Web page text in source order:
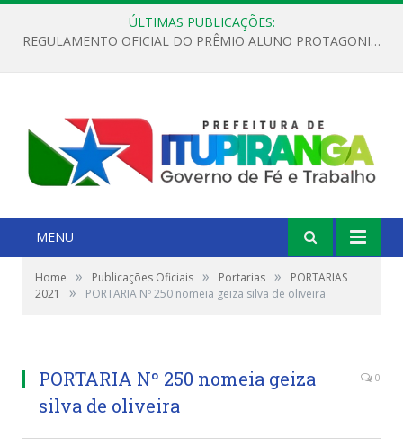
ÚLTIMAS PUBLICAÇÕES:
REGULAMENTO OFICIAL DO PRÊMIO ALUNO PROTAGONISTA – EDIÇÃO 2026
MENU
Home » Publicações Oficiais » Portarias »
PORTARIAS
2021
» PORTARIA Nº 250 nomeia geiza silva de oliveira
PORTARIA Nº 250 nomeia geiza
silva de oliveira
0